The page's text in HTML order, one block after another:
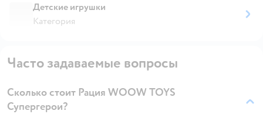
Детские игрушки
Категория
Часто задаваемые вопросы
Сколько стоит Рация WOOW TOYS
Супергерои?